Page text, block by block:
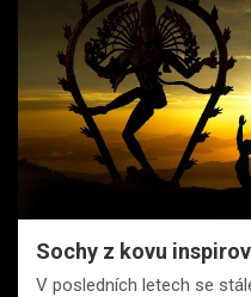
Sochy z kovu
V posledních letech se